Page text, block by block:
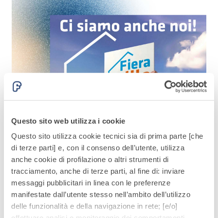
Questo sito web utilizza i cookie
Questo sito utilizza cookie tecnici sia di prima parte [che
di terze parti] e, con il consenso dell’utente, utilizza
anche cookie di profilazione o altri strumenti di
tracciamento, anche di terze parti, al fine di: inviare
messaggi pubblicitari in linea con le preferenze
manifestate dall’utente stesso nell’ambito dell’utilizzo
delle funzionalità e della navigazione in rete; [e/o]
Fiera TopHaus 2026
Il 16 e 17 maggio vi aspettiamo, presso lo stand T6.
Maggio 13, 2026
polimero-
modificata,
tixotropica,
fibrorinforzata, per
la passivazione,
riparazione,
strutture in
calcestruzzo
alta
conducibilità
termica per
realizzazione
di massetti
radianti a
basso
interni.
TERMICO ®
COLLANTI E RASANTI
A 96 RESPHIRA
Collante-rasante
alleggerito, fibrato,
con calce idraulica
naturale NHL 3,5 e
speciali inerti